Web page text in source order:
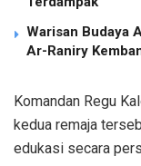
Warisan Budaya
Ar-Raniry
Komandan Regu
kedua remaja
edukasi secara